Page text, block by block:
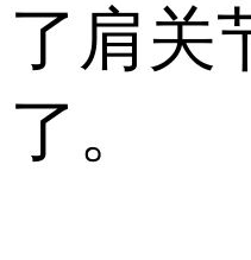
了肩关
了。